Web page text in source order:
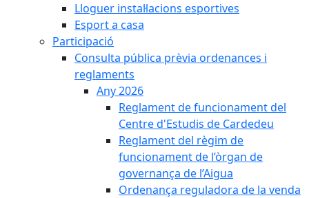
Lloguer instal·lacions esportives
Esport a casa
Participació
Consulta pública prèvia ordenances i
reglaments
Any 2026
Reglament de funcionament del
Centre d'Estudis de Cardedeu
Reglament del règim de
funcionament de l’òrgan de
governança de l’Aigua
Ordenança reguladora de la venda